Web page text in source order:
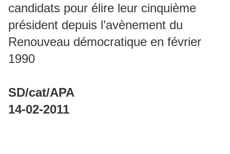
candidats pour élire leur cinquième
président depuis l’avènement du
Renouveau démocratique en février
1990
SD/cat/APA
14-02-2011